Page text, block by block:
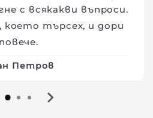
с всякакви въпроси.
което търсех, и дори
повече.
Петров